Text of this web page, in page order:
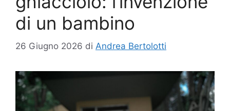
di un bambino
26 Giugno 2026 di Andrea Bertolotti